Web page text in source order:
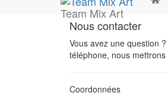
Team Mix Art
Nous contacter
Vous avez une question
téléphone, nous
Coordonnées